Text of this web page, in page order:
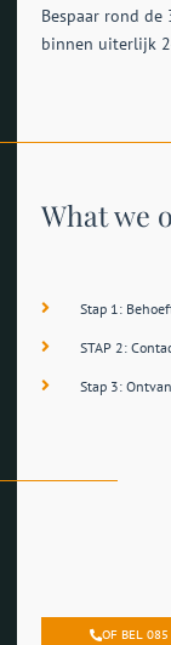
Bespaar rond
binnen uiterlijk
What we
Stap 1:
STAP 2:
Stap 3:
OF BEL